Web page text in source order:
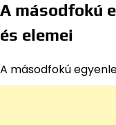
A másodfokú
és elemei
A másodfokú